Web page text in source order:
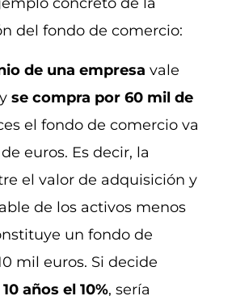
del fondo de comercio:
de una empresa vale
y se compra por 60 mil de
el fondo de comercio va
euros. Es decir, la
el valor de adquisición y
de los activos menos
un fondo de
mil euros. Si decide
años el 10%, sería